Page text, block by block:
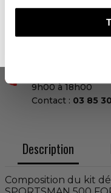
RETOUR ET
Lien vers notre
9h00 à 18h00
Contact : 03 85
Description
Composition du kit
POUR UN PROCHE